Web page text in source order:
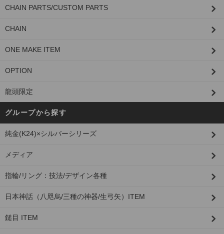
CHAIN PARTS/CUSTOM PARTS
CHAIN
ONE MAKE ITEM
OPTION
龍頭限定
グループから探す
純金(K24)×シルバーシリーズ
メディア
指輪/リング：技法/デザイン各種
日本神話（八咫烏/三種の神器/生弓矢）ITEM
鎚目 ITEM